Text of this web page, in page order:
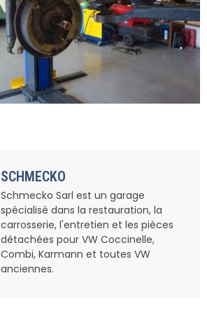
SCHMECKO
Schmecko Sarl est un garage
spécialisé dans la restauration, la
carrosserie, l'entretien et les pièces
détachées pour VW Coccinelle,
Combi, Karmann et toutes VW
anciennes.